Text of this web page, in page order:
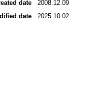
date
2008.12.09
date
2025.10.02